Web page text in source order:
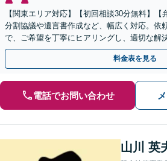
【関東エリア対応】【初回相談30分無料】
分割協議や遺言書作成など、幅広く対応。依
で、ご希望を丁寧にヒアリングし、適切な解
す。まずは無料相談でお悩みをお聞かせくだ
料金表を見る
電話でお問い合わせ
山川 英